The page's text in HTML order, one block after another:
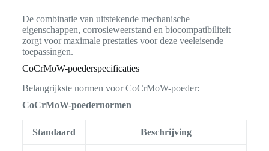
De combinatie van uitstekende mechanische
eigenschappen, corrosieweerstand en biocompatibiliteit
zorgt voor maximale prestaties voor deze veeleisende
toepassingen.
CoCrMoW-poederspecificaties
Belangrijkste normen voor CoCrMoW-poeder:
CoCrMoW-poedernormen
Standaard Beschrijving